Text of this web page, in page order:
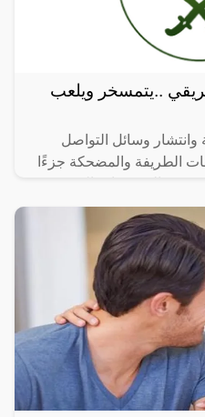
..يتمسخر ويلعب
وانتشار وسائل التواصل
الطريفة والمضحكة جزءًا